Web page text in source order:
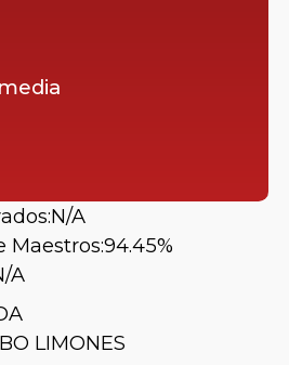
N/A
Maestros:94.45%
A
LIMONES